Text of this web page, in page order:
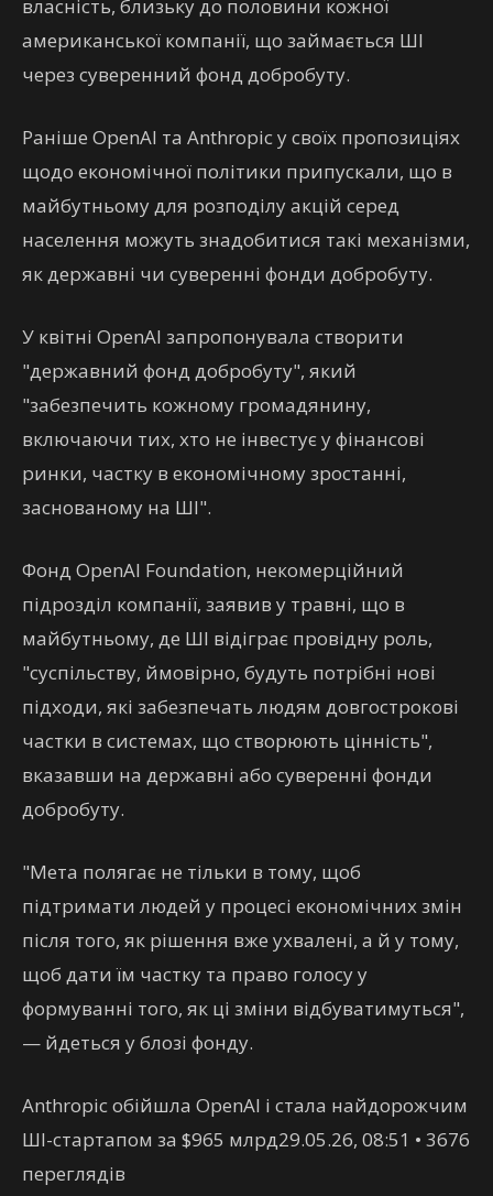
власність, близьку до половини кожної
американської компанії, що займається ШІ
через суверенний фонд добробуту.
Раніше OpenAI та Anthropic у своїх пропозиціях
щодо економічної політики припускали, що в
майбутньому для розподілу акцій серед
населення можуть знадобитися такі механізми,
як державні чи суверенні фонди добробуту.
У квітні OpenAI запропонувала створити
"державний фонд добробуту", який
"забезпечить кожному громадянину,
включаючи тих, хто не інвестує у фінансові
ринки, частку в економічному зростанні,
заснованому на ШІ".
Фонд OpenAI Foundation, некомерційний
підрозділ компанії, заявив у травні, що в
майбутньому, де ШІ відіграє провідну роль,
"суспільству, ймовірно, будуть потрібні нові
підходи, які забезпечать людям довгострокові
частки в системах, що створюють цінність",
вказавши на державні або суверенні фонди
добробуту.
"Мета полягає не тільки в тому, щоб
підтримати людей у ​​процесі економічних змін
після того, як рішення вже ухвалені, а й у тому,
щоб дати їм частку та право голосу у
формуванні того, як ці зміни відбуватимуться",
— йдеться у блозі фонду.
Anthropic обійшла OpenAI і стала найдорожчим
ШІ-стартапом за $965 млрд29.05.26, 08:51 • 3676
переглядiв